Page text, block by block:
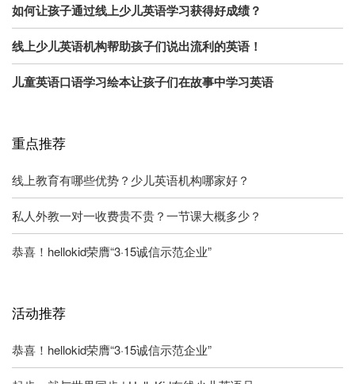
如何让孩子通过线上少儿英语学习获得好成绩？
线上少儿英语机构帮助孩子们说出流利的英语！
儿童英语口语学习绘本让孩子们在故事中学习英语
重点推荐
线上教育有哪些优势？少儿英语机构哪家好？
私人外教一对一收费贵不贵？一节课大概多少？
恭喜！hellokid荣膺“3·15诚信示范企业”
活动推荐
恭喜！hellokid荣膺“3·15诚信示范企业”